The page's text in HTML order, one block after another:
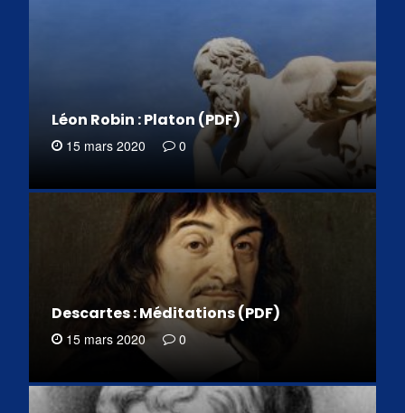
Léon Robin : Platon (PDF)
15 mars 2020 0
Descartes : Méditations (PDF)
15 mars 2020 0